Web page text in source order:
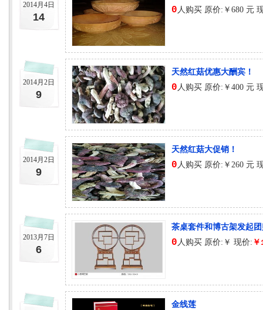
2014月4日
14
0 人购买 原价:￥680 元
2014月2日
9
天然红菇优惠大酬宾！
0 人购买 原价:￥400 元
2014月2日
9
天然红菇大促销！
0 人购买 原价:￥260 元
2013月7日
6
茶桌套件和博古架发起
0 人购买 原价:￥ 现价:
金线莲